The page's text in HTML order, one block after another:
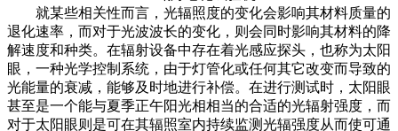
就某些相关性而言，光辐照度的变化会影响其材料质量的
退化速率，而对于光波波长的变化，则会同时影响其材料的降
解速度和种类。在辐射设备中存在着光感应探头，也称为太阳
眼，一种光学控制系统，由于灯管化或任何其它改变而导致的
光能量的衰减，能够及时地进行补偿。在进行测试时，太阳眼
甚至是一个能与夏季正午阳光相相当的合适的光辐射强度，而
对于太阳眼则是可在其辐照室内持续监测光辐强度从而使可通